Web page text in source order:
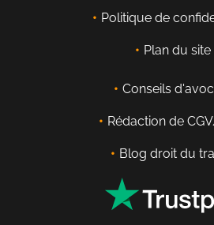
Politique de
Plan du site
Conseils
Rédaction de
Blog droit du